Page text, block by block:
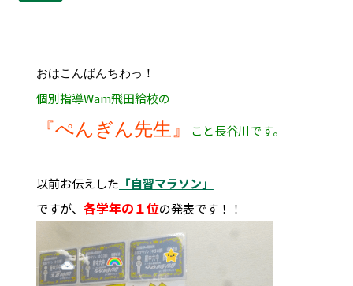
おはこんばんちわっ！
個別指導Wam飛田給校の
『ぺんぎん先生』 こと長谷川です。
以前お伝えした 「自習マラソン」
ですが、 各学年の１位の発表です！！